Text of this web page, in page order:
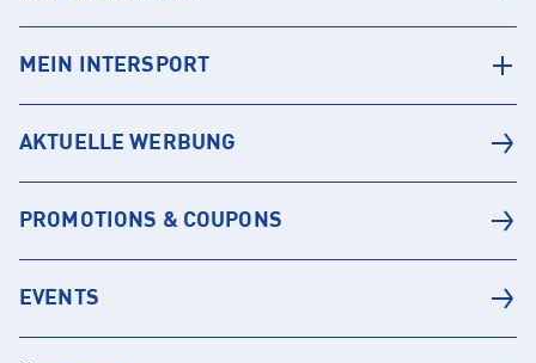
MEIN INTERSPORT
AKTUELLE WERBUNG
PROMOTIONS & COUPONS
EVENTS